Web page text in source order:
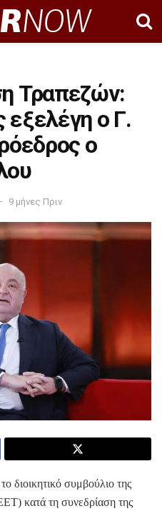
Τραπεζών:
ο Γ.
ο
9 μήνες Πριν
διοικητικό συμβούλιο της
κατά τη συνεδρίαση της